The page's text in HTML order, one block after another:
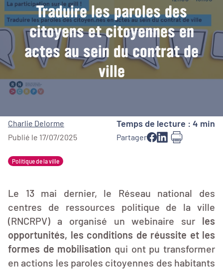
Traduire les paroles des
citoyens et citoyennes en
actes au sein du contrat de
ville
Charlie Delorme
Publié le 17/07/2025
Temps de lecture : 4 min
Partager
Politique de la ville
Le 13 mai dernier, le Réseau national des
centres de ressources politique de la ville
(RNCRPV) a organisé un webinaire sur les
opportunités, les conditions de réussite et les
formes de mobilisation qui ont pu transformer
en actions les paroles citoyennes des habitants